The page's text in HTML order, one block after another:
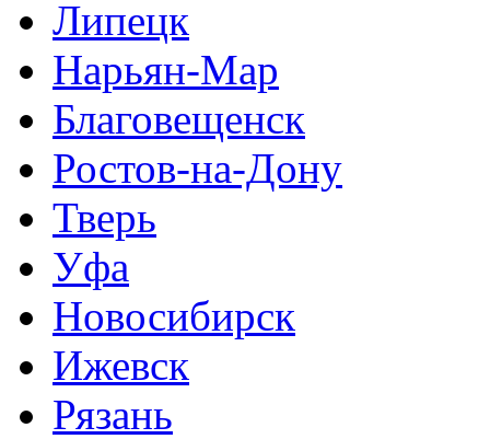
Липецк
Нарьян-Мар
Благовещенск
Ростов-на-Дону
Тверь
Уфа
Новосибирск
Ижевск
Рязань